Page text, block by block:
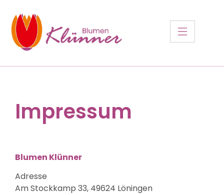
Impressum
Blumen Klünner
Adresse
Am Stockkamp 33, 49624 Löningen